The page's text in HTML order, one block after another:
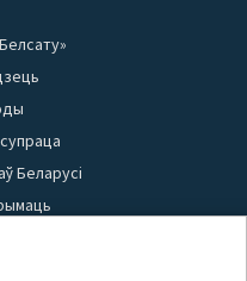
Беларусі
матэрыялаў